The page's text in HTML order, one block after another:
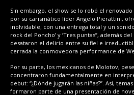
Sin embargo, el show se lo robó el
por su carismático líder Angelo Pierattini,
inolvidable; con una entrega total y un
rock del Poncho’ y ‘Tres puntas”, además
desataron el delirio entre su fiel e
cerrada la conmovedora performance de
Por su parte, los mexicanos de Molotov,
concentraron fundamentalmente en
debut: “¿Dónde jugarán las niñas?”. Así,
formaron parte de una presentación de